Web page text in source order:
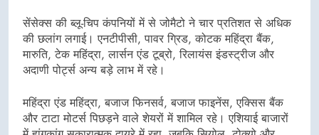
सेंसेक्स की ब्लू-चिप कंपनियों में से जोमैटो ने चार प्रतिशत से अधिक
की छलांग लगाई। एनटीपीसी, पावर ग्रिड, कोटक महिंद्रा बैंक,
मारुति, टेक महिंद्रा, लार्सन एंड टूब्रो, रिलायंस इंडस्ट्रीज और
अदाणी पोर्ट्स अन्य बड़े लाभ में रहे।
महिंद्रा एंड महिंद्रा, बजाज फिनसर्व, बजाज फाइनेंस, एक्सिस बैंक
और टाटा मोटर्स पिछड़ने वाले शेयरों में शामिल रहे। एशियाई बाजारों